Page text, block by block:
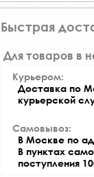
Быстрая
Для товаров в
Курьером:
Доставка по
курьерской
Самовывоз:
В Москве по
В пунктах
поступления